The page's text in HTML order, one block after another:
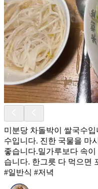
미분당 차돌박이 쌀국수
수입니다. 진한 국물을 마
좋습니다.밀가루보다 속
습니다. 한그릇 다 먹으면
#일반식 #저녁